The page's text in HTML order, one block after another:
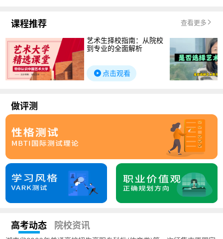
课程推荐 查看更多
艺术生择校指南：从院校
到专业的全面解析
点击观看
做评测
高考动态 院校资讯